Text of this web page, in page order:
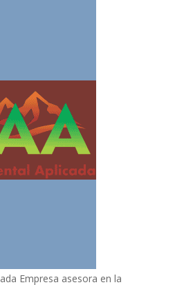
Empresa asesora en la